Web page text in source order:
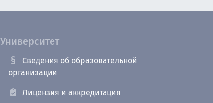
Университет
Сведения об образовательной
организации
Лицензия и аккредитация